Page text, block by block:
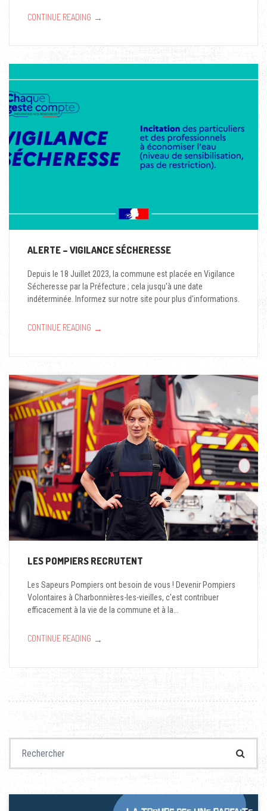
CONTINUE READING →
ALERTE – VIGILANCE SÉCHERESSE
Depuis le 18 Juillet 2023, la commune est placée en Vigilance
Sécheresse par la Préfecture ; cela jusqu'à une date
indéterminée. Informez sur notre site pour plus d'informations.
CONTINUE READING →
LES POMPIERS RECRUTENT
Les Sapeurs Pompiers ont besoin de vous ! Devenir Pompiers
Volontaires à Charbonnières-les-vieilles, c'est contribuer
efficacement à la vie de la commune et à la...
CONTINUE READING →